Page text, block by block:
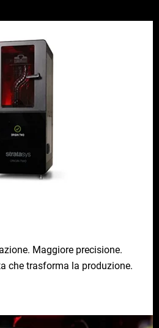
Maggiore precisione.
che trasforma la produzione.